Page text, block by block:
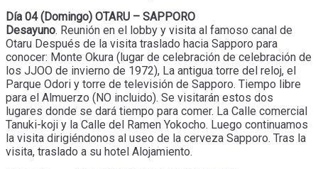
Día 04 (Domingo) OTARU – SAPPORO
Desayuno. Reunión en el lobby y visita al famoso canal de
Otaru Después de la visita traslado hacia Sapporo para
conocer: Monte Okura (lugar de celebración de celebración de
los JJOO de invierno de 1972), La antigua torre del reloj, el
Parque Odori y torre de televisión de Sapporo. Tiempo libre
para el Almuerzo (NO incluido). Se visitarán estos dos
lugares donde se dará tiempo para comer. La Calle comercial
Tanuki-koji y la Calle del Ramen Yokocho. Luego continuamos
la visita dirigiéndonos al useo de la cerveza Sapporo. Tras la
visita, traslado a su hotel Alojamiento.